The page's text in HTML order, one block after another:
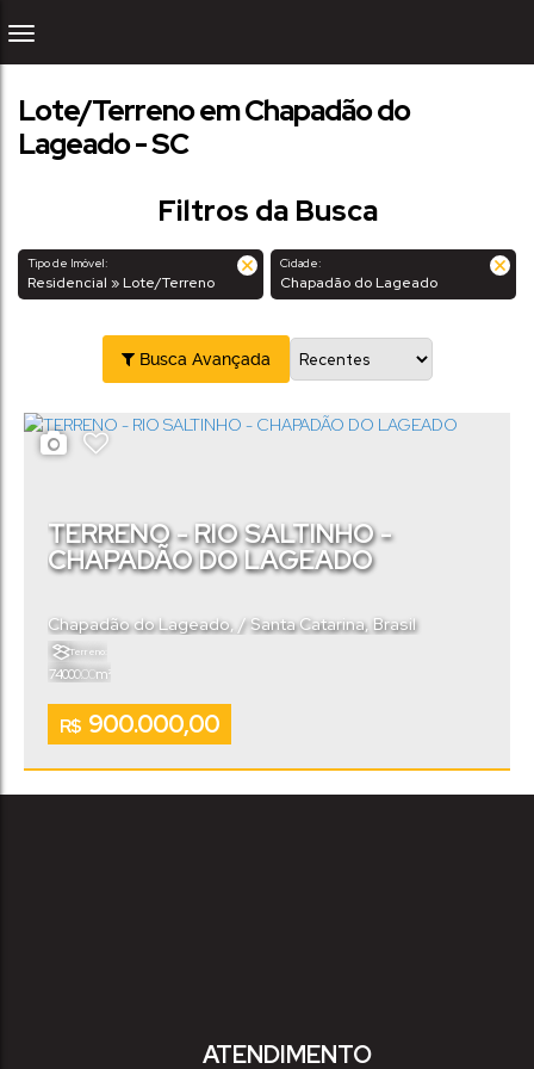
Lote/Terreno em Chapadão do
Lageado - SC
Filtros da Busca
Tipo de Imóvel:
Residencial » Lote/Terreno
Cidade:
Chapadão do Lageado
Busca Avançada
R$ 900.000,00
TERRENO - RIO SALTINHO -
CHAPADÃO DO LAGEADO
Chapadão do Lageado, Santa Catarina, Brasil
Terreno:
74000.00m²
ATENDIMENTO